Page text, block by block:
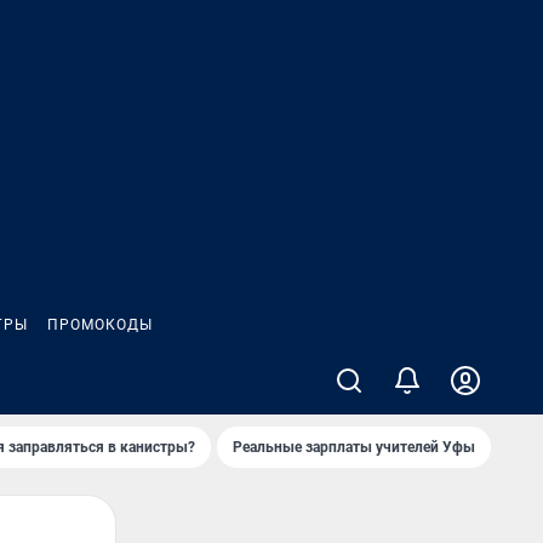
ПРОМОКОДЫ
заправляться в канистры? Реальные зарплаты учителей Уфы